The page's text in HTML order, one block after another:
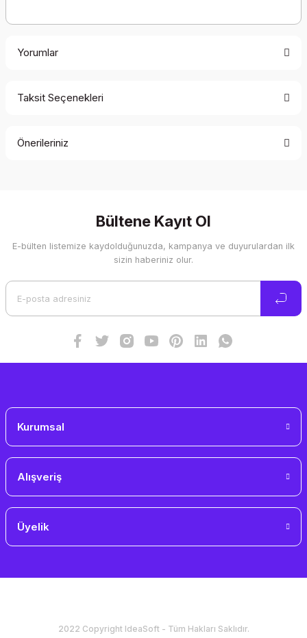
Yorumlar
Taksit Seçenekleri
Önerileriniz
Görüş ve önerileriniz için teşekkür ederiz.
Ürün resmi kalitesiz, bozuk veya görüntülenemiyor.
Bültene Kayıt Ol
E-bülten listemize kaydolduğunuzda, kampanya ve duyurulardan ilk
sizin haberiniz olur.
Kurumsal
Alışveriş
Üyelik
2022 Copyright IdeaSoft - Tüm Hakları Saklıdır.